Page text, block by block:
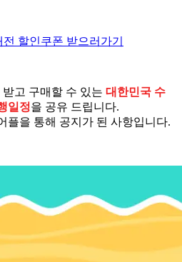
할인쿠폰 받으러가기
고 구매할 수 있는 대한민국 수
일정을 공유 드립니다.
플을 통해 공지가 된 사항입니다.